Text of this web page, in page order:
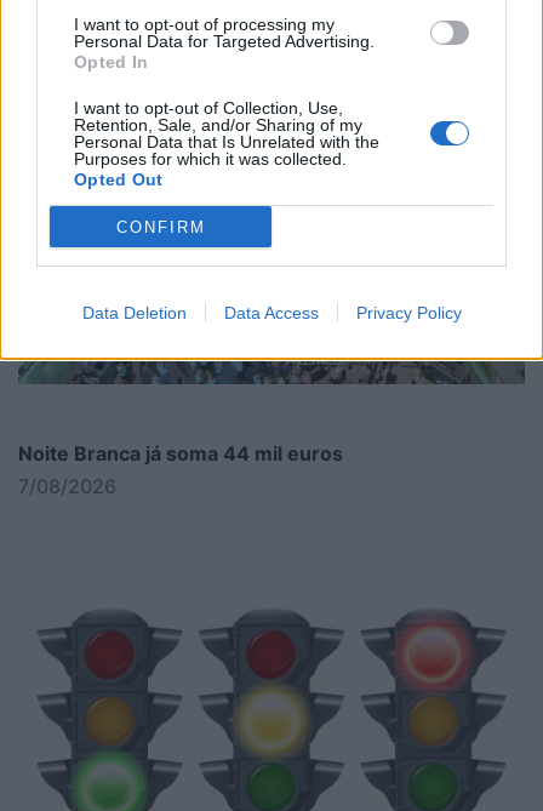
I want to opt-out of processing my
Personal Data for Targeted Advertising.
Opted In
I want to opt-out of Collection, Use,
Retention, Sale, and/or Sharing of my
Personal Data that Is Unrelated with the
Purposes for which it was collected.
Opted Out
CONFIRM
Data Deletion Data Access Privacy Policy
Noite Branca já soma 44 mil euros
7/08/2026